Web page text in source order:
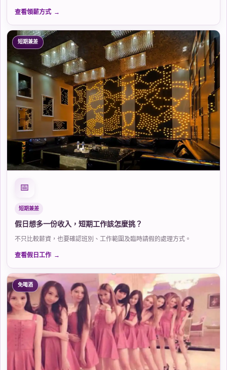
查看領薪方式
短期兼差
📅
短期兼差
假日想多一份收入，短期工作該怎麼挑？
不只比較薪資，也要確認班別、工作範圍及臨時請假的處理方式。
查看假日工作
免喝酒